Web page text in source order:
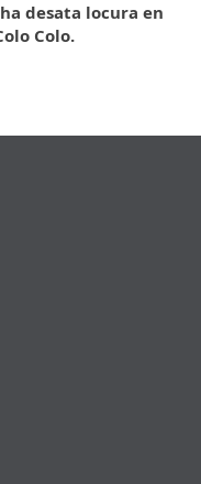
desata locura en
Colo.